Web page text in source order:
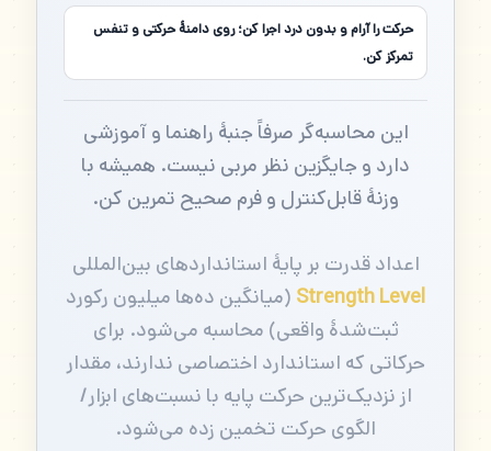
حرکت را آرام و بدون درد اجرا کن؛ روی دامنهٔ حرکتی و تنفس
تمرکز کن.
این محاسبه‌گر صرفاً جنبهٔ راهنما و آموزشی
دارد و جایگزین نظر مربی نیست. همیشه با
وزنهٔ قابل‌کنترل و فرم صحیح تمرین کن.
اعداد قدرت بر پایهٔ استانداردهای بین‌المللی
Strength Level (میانگین ده‌ها میلیون رکورد
ثبت‌شدهٔ واقعی) محاسبه می‌شود. برای
حرکاتی که استاندارد اختصاصی ندارند، مقدار
از نزدیک‌ترین حرکت پایه با نسبت‌های ابزار/
الگوی حرکت تخمین زده می‌شود.